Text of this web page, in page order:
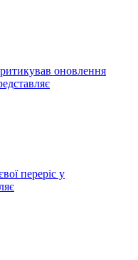
оновлення
переріс у